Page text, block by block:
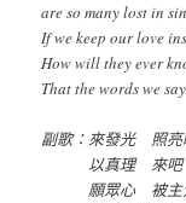
are so many lost in
If we keep our love
How will they ever
That the words we
副歌：來發光 照亮
以真理 來吧
願眾心 被主